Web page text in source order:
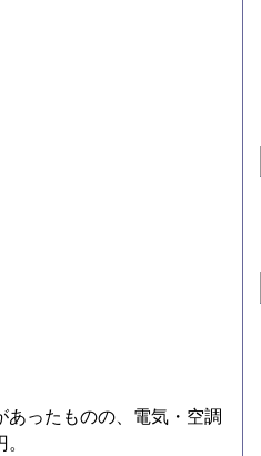
ったものの、電気・空調